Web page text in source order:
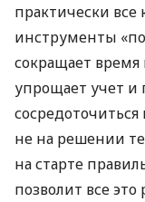
практически
инструменты
сокращает
упрощает учет
сосредоточиться
не на решении
на старте
позволит все это